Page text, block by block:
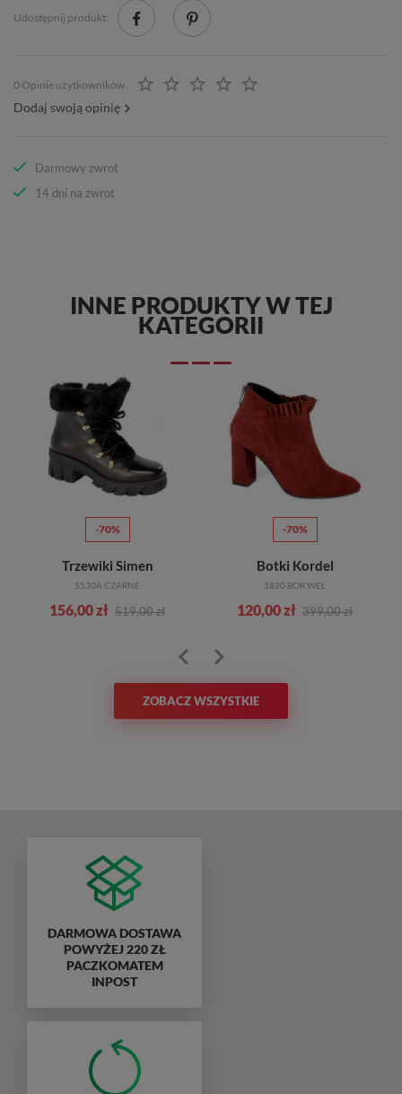
Udostępnij produkt:
0 Opinie użytkowników
Dodaj swoją opinię
Darmowy zwrot
14 dni na zwrot
INNE PRODUKTY W TEJ
KATEGORII
-70%
Trzewiki Simen
5530A CZARNE
156,00 zł 519,00 zł
-70%
Botki Kordel
1820 BOR WEL
120,00 zł 399,00 zł
ZOBACZ WSZYSTKIE
DARMOWA DOSTAWA
POWYŻEJ 220 ZŁ
PACZKOMATEM
INPOST